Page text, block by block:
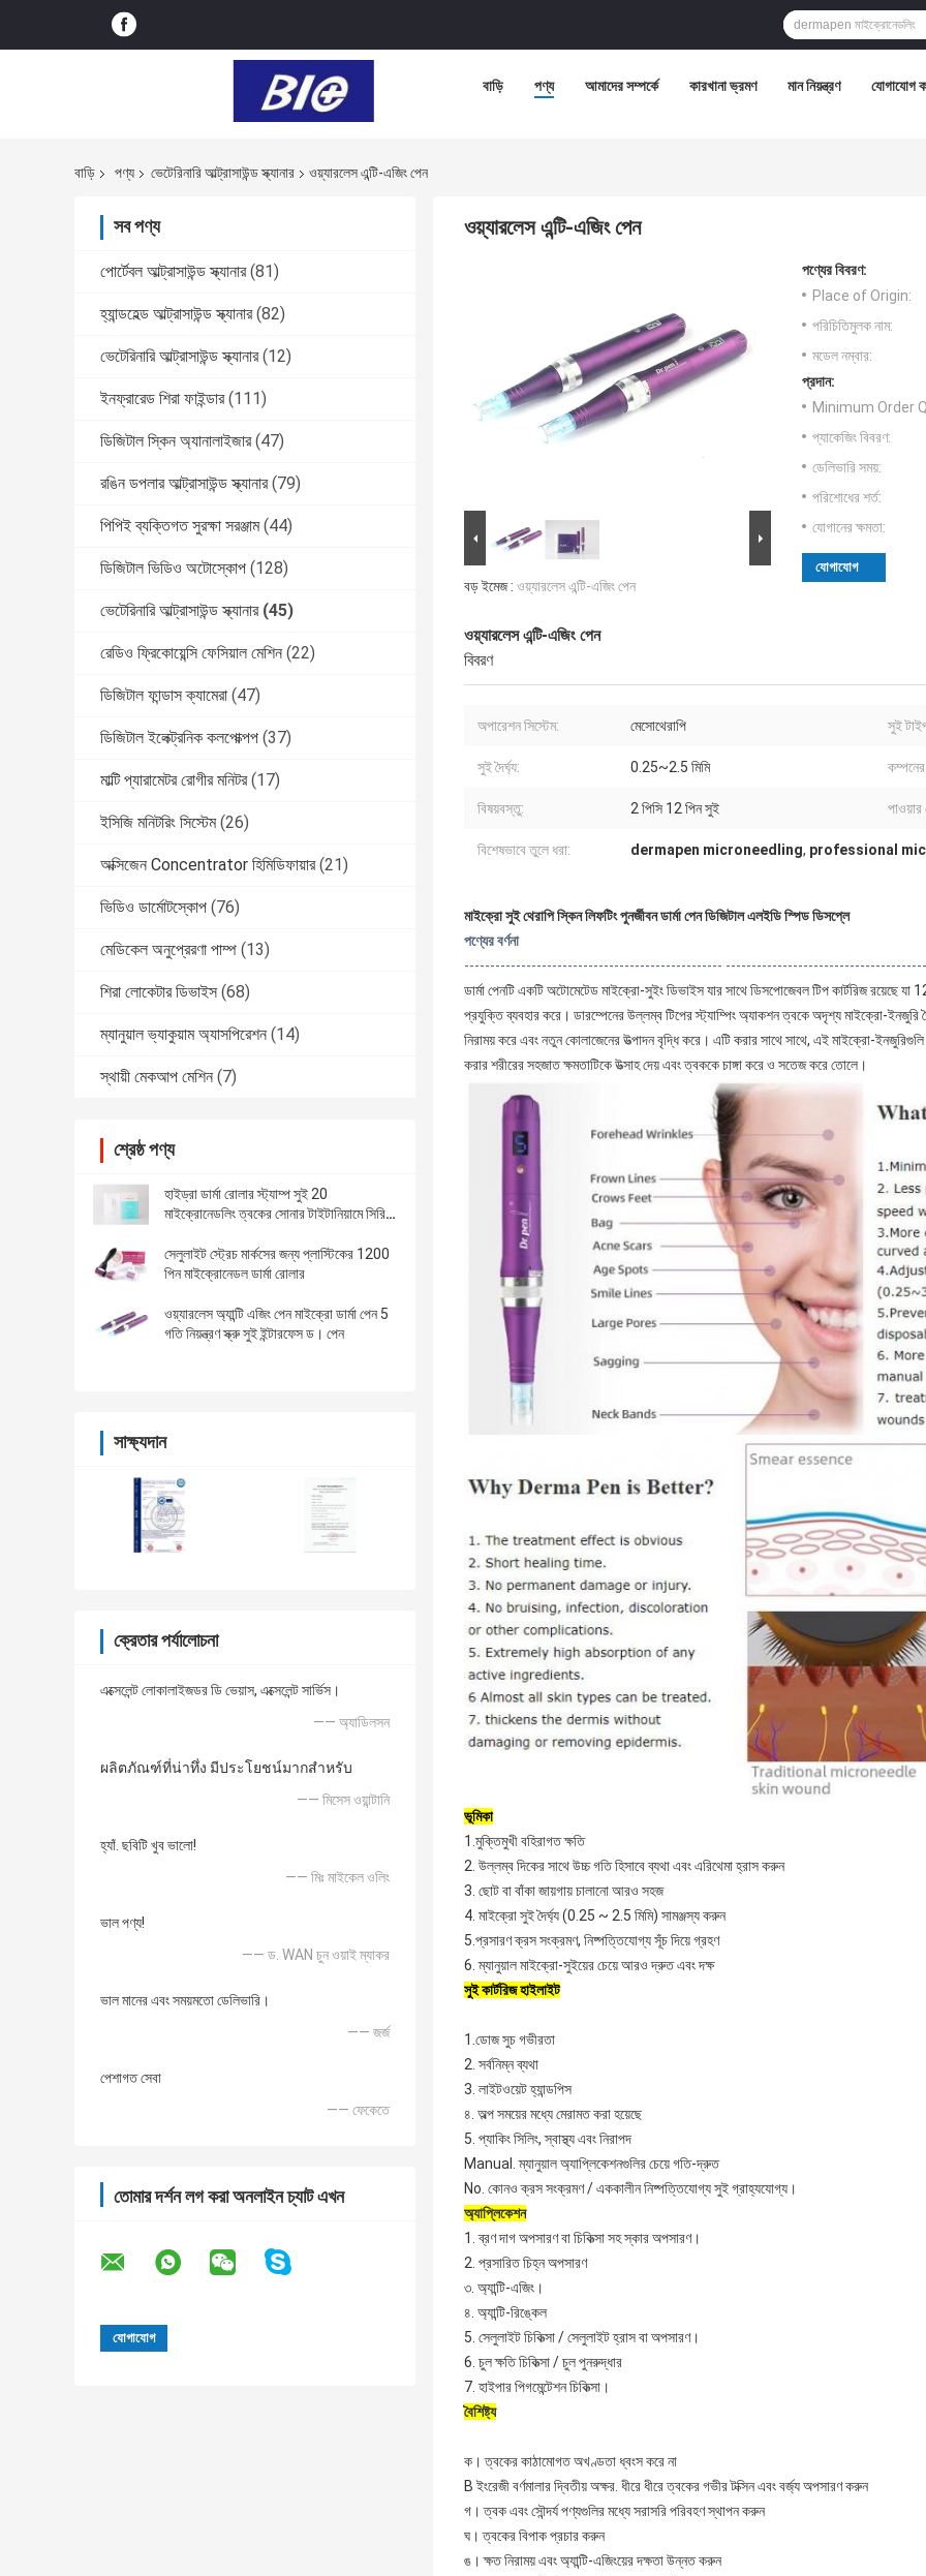
বাড়ি পণ্য আমাদের সম্পর্কে কারখানা ভ্রমণ মান নিয়ন্ত্রণ যোগাযোগ
বাড়ি পণ্য ভেটেরিনারি আল্ট্রাসাউন্ড স্ক্যানার ওয়্যারলেস এন্টি-এজিং পেন
সব পণ্য
পোর্টেবল আল্ট্রাসাউন্ড স্ক্যানার (81)
হ্যান্ডহেল্ড আল্ট্রাসাউন্ড স্ক্যানার (82)
ভেটেরিনারি আল্ট্রাসাউন্ড স্ক্যানার (12)
ইনফ্রারেড শিরা ফাইন্ডার (111)
ডিজিটাল স্কিন অ্যানালাইজার (47)
রঙিন ডপলার আল্ট্রাসাউন্ড স্ক্যানার (79)
পিপিই ব্যক্তিগত সুরক্ষা সরঞ্জাম (44)
ডিজিটাল ভিডিও অটোস্কোপ (128)
ভেটেরিনারি আল্ট্রাসাউন্ড স্ক্যানার (45)
রেডিও ফ্রিকোয়েন্সি ফেসিয়াল মেশিন (22)
ডিজিটাল ফান্ডাস ক্যামেরা (47)
ডিজিটাল ইলেক্ট্রনিক কলপোক্পপ (37)
মাল্টি প্যারামেটর রোগীর মনিটর (17)
ইসিজি মনিটরিং সিস্টেম (26)
অক্সিজেন Concentrator হিমিডিফায়ার (21)
ভিডিও ডার্মোটস্কোপ (76)
মেডিকেল অনুপ্রেরণা পাম্প (13)
শিরা লোকেটার ডিভাইস (68)
ম্যানুয়াল ভ্যাকুয়াম অ্যাসপিরেশন (14)
স্থায়ী মেকআপ মেশিন (7)
শ্রেষ্ঠ পণ্য
হাইড্রা ডার্মা রোলার স্ট্যাম্প সুই 20
মাইক্রোনেডলিং ত্বকের সোনার টাইটানিয়ামে সিরিম
সেলুলাইট স্ট্রেচ মার্কসের জন্য প্লাস্টিকের 1200
পিন মাইক্রোনেডল ডার্মা রোলার
ওয়্যারলেস অ্যান্টি এজিং পেন মাইক্রো ডার্মা পেন 5
গতি নিয়ন্ত্রণ স্ক্রু সুই ইন্টারফেস ড। পেন
সাক্ষ্যদান
ক্রেতার পর্যালোচনা
এক্সেলেন্ট লোকালাইজডর ডি ভেয়াস, এক্সেলেন্ট সার্ভিস।
—— অ্যাডিলসন
ผลิตภัณฑ์ที่น่าทึ่ง มีประโยชน์มากสำหรับ
—— মিসেস ওয়ান্টানি
হ্যাঁ. ছবিটি খুব ভালো!
—— মিঃ মাইকেল ওলিং
ভাল পণ্য!
—— ড. WAN চুন ওয়াই ম্যাকর
ভাল মানের এবং সময়মতো ডেলিভারি।
—— জর্জ
পেশাগত সেবা
—— ফেকেতে
তোমার দর্শন লগ করা অনলাইন চ্যাট এখন
ওয়্যারলেস এন্টি-এজিং পেন
বড় ইমেজ : ওয়্যারলেস এন্টি-এজিং পেন
পণ্যের বিবরণ:
Place of Origin:
পরিচিতিমুলক নাম:
মডেল নম্বার:
প্রদান:
Minimum Order
প্যাকেজিং বিবরণ:
ডেলিভারি সময়:
পরিশোধের শর্ত:
যোগানের ক্ষমতা:
যোগাযোগ
ওয়্যারলেস এন্টি-এজিং পেন
বিবরণ
অপারেশন সিস্টেম: মেসোথেরাপি সুই
সুই দৈর্ঘ্য: 0.25~2.5 মিমি
বিষয়বস্তু: 2 পিসি 12 পিন সুই
বিশেষভাবে তুলে ধরা: dermapen microneedling, professional
মাইক্রো সুই থেরাপি স্কিন লিফটিং পুনর্জীবন ডার্মা পেন ডিজিটাল এলইডি স্পিড ডিসপ্লে
পণ্যের বর্ণনা
--------------------------------------------------
ডার্মা পেনটি একটি অটোমেটেড মাইক্রো-সুইং ডিভাইস যার সাথে ডিসপোজেবল টিপ কার্টরিজ রয়েছে যা
প্রযুক্তি ব্যবহার করে। ডারম্পেনের উল্লম্ব টিপের স্ট্যাম্পিং অ্যাকশন ত্বকে অদৃশ্য মাইক্রো-
নিরাময় করে এবং নতুন কোলাজেনের উত্পাদন বৃদ্ধি করে। এটি করার সাথে সাথে, এই মাইক্রো-ইনজুরিগুলি
করার শরীরের সহজাত ক্ষমতাটিকে উত্সাহ দেয় এবং ত্বককে চাঙ্গা করে ও সতেজ করে তোলে।
ভূমিকা
1.মুক্তিমুখী বহিরাগত ক্ষতি
2. উল্লম্ব দিকের সাথে উচ্চ গতি হিসাবে ব্যথা এবং এরিথেমা হ্রাস করুন
3. ছোট বা বাঁকা জায়গায় চালানো আরও সহজ
4. মাইক্রো সুই দৈর্ঘ্য (0.25 ~ 2.5 মিমি) সামঞ্জস্য করুন
5.প্রসারণ ক্রস সংক্রমণ, নিষ্পত্তিযোগ্য সূঁচ দিয়ে গ্রহণ
6. ম্যানুয়াল মাইক্রো-সুইয়ের চেয়ে আরও দ্রুত এবং দক্ষ
সুই কার্টরিজ হাইলাইট
1.ডোজ সুচ গভীরতা
2. সর্বনিম্ন ব্যথা
3. লাইটওয়েট হ্যান্ডপিস
৪. অল্প সময়ের মধ্যে মেরামত করা হয়েছে
5. প্যাকিং সিলিং, স্বাস্থ্য এবং নিরাপদ
Manual. ম্যানুয়াল অ্যাপ্লিকেশনগুলির চেয়ে গতি-দ্রুত
No. কোনও ক্রস সংক্রমণ / এককালীন নিষ্পত্তিযোগ্য সুই গ্রাহ্যযোগ্য।
অ্যাপ্লিকেশন
1. ব্রণ দাগ অপসারণ বা চিকিত্সা সহ স্কার অপসারণ।
2. প্রসারিত চিহ্ন অপসারণ
৩. অ্যান্টি-এজিং।
৪. অ্যান্টি-রিঙ্কেল
5. সেলুলাইট চিকিত্সা / সেলুলাইট হ্রাস বা অপসারণ।
6. চুল ক্ষতি চিকিত্সা / চুল পুনরুদ্ধার
7. হাইপার পিগমেন্টেশন চিকিত্সা।
বৈশিষ্ট্য
ক। ত্বকের কাঠামোগত অখণ্ডতা ধ্বংস করে না
B ইংরেজী বর্ণমালার দ্বিতীয় অক্ষর. ধীরে ধীরে ত্বকের গভীর টক্সিন এবং বর্জ্য অপসারণ করুন
গ। ত্বক এবং সৌন্দর্য পণ্যগুলির মধ্যে সরাসরি পরিবহণ স্থাপন করুন
ঘ। ত্বকের বিপাক প্রচার করুন
ঙ। ক্ষত নিরাময় এবং অ্যান্টি-এজিংয়ের দক্ষতা উন্নত করুন